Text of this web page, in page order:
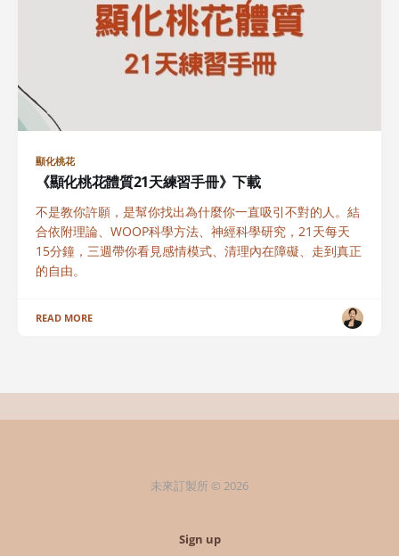
顯化桃花
《顯化桃花體質21天練習手冊》下載
不是教你許願，是幫你找出為什麼你一直吸引不對的人。結
合依附理論、WOOP科學方法、神經科學研究，21天每天
15分鐘，三週帶你看見感情模式、清理內在障礙、走到真正
的自由。
READ MORE
未來訂製所 © 2026
Sign up